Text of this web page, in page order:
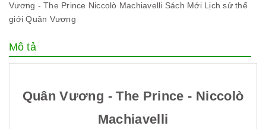
Vương - The Prince Niccolò Machiavelli Sách Mới Lịch sử thế
giới Quân Vương
Mô tả
Quân Vương - The Prince - Niccolò
Machiavelli